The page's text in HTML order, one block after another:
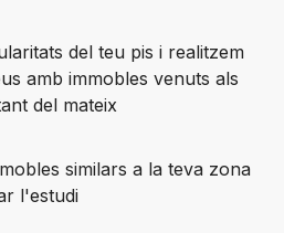
del teu pis i realitzem
amb immobles venuts als
del mateix
similars a la teva zona
l'estudi